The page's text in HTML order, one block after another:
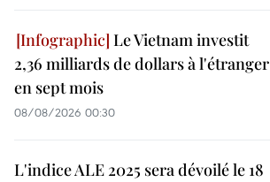
Le Vietnam investit
2,36 milliards de dollars à l'étranger
en sept mois
08/08/2026 00:30
L'indice ALE 2025 sera dévoilé le 18